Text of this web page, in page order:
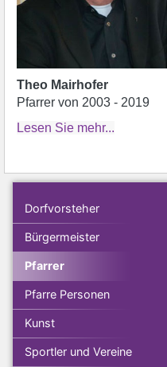
Theo Mairhofer
Pfarrer von 2003 - 2019
Lesen Sie mehr...
Dorfvorsteher
Bürgermeister
Pfarrer
Pfarre Personen
Kunst
Sportler und Vereine